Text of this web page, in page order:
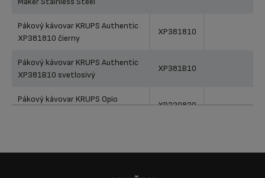
Pákový kávovar KRUPS Authentic
XP381810 čierny
XP381810
Pákový kávovar KRUPS Authentic
XP381B10 svetlosivý
XP381B10
Pákový kávovar KRUPS Opio
XP320830